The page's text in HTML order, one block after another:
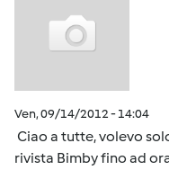
Ven, 09/14/2012 - 14:04
Ciao a tutte, volevo
rivista Bimby fino ad